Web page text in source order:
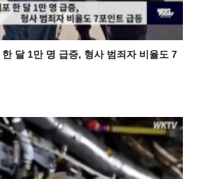
달 1만 명 급증, 형사 범죄자 비율도 7